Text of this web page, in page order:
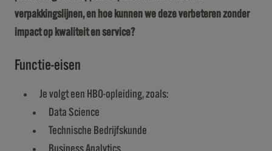
verpakkingslijnen, en hoe kunnen we deze verbeteren zonder
impact op kwaliteit en service?
Functie-eisen
Je volgt een HBO-opleiding, zoals:
Data Science
Technische Bedrijfskunde
Business Analytics